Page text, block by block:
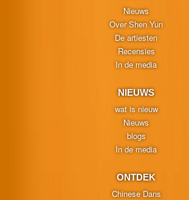
Nieuws
Over Shen Yun
De artiesten
Recensies
In de media
NIEUWS
wat is nieuw
Nieuws
blogs
In de media
ONTDEK
Chinese Dans